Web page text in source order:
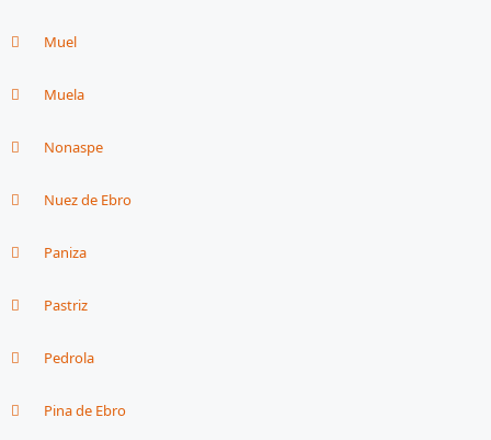
Muel
Muela
Nonaspe
Nuez de Ebro
Paniza
Pastriz
Pedrola
Pina de Ebro